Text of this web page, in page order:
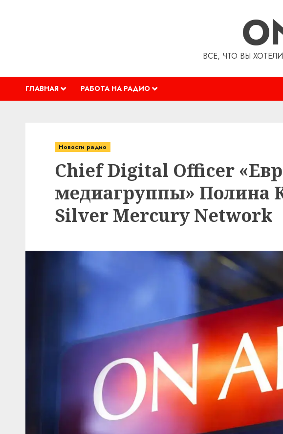
ВСЕ, ЧТО ВЫ
ГЛАВНАЯ РАБОТА НА РАДИО
Новости радио
Chief Digital Officer
медиагруппы» Полина
Silver Mercury Network